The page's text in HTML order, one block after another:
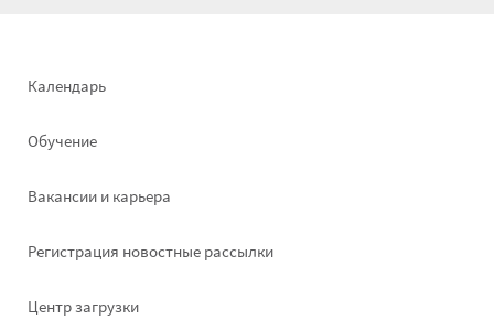
Footer
Календарь
Обучение
Вакансии и карьера
Pегистрация новостные рассылки
Footer
Центр загрузки